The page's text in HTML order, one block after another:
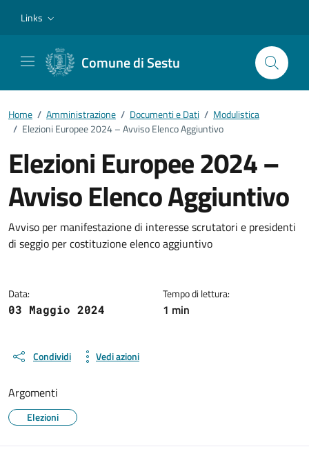
Links
Comune di Sestu
Home / Amministrazione / Documenti e Dati / Modulistica
/ Elezioni Europee 2024 – Avviso Elenco Aggiuntivo
Elezioni Europee 2024 –
Avviso Elenco Aggiuntivo
Dettagli del documento
Avviso per manifestazione di interesse scrutatori e presidenti
di seggio per costituzione elenco aggiuntivo
Data:
03 Maggio 2024
Tempo di lettura:
1 min
Condividi Vedi azioni
Argomenti
Elezioni